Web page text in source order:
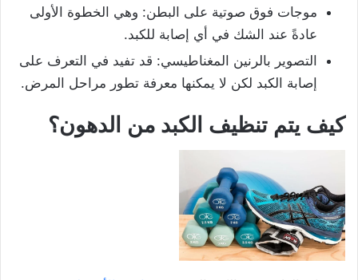
موجات فوق صوتية على البطن: وهي الخطوة الأولى
عادةً عند الشك في أي إصابة للكبد.
التصوير بالرنين المغناطيسي: قد تفيد في التعرف على
إصابة الكبد لكن لا يمكنها معرفة تطور مراحل المرض.
كيف يتم تنظيف الكبد من الدهون؟